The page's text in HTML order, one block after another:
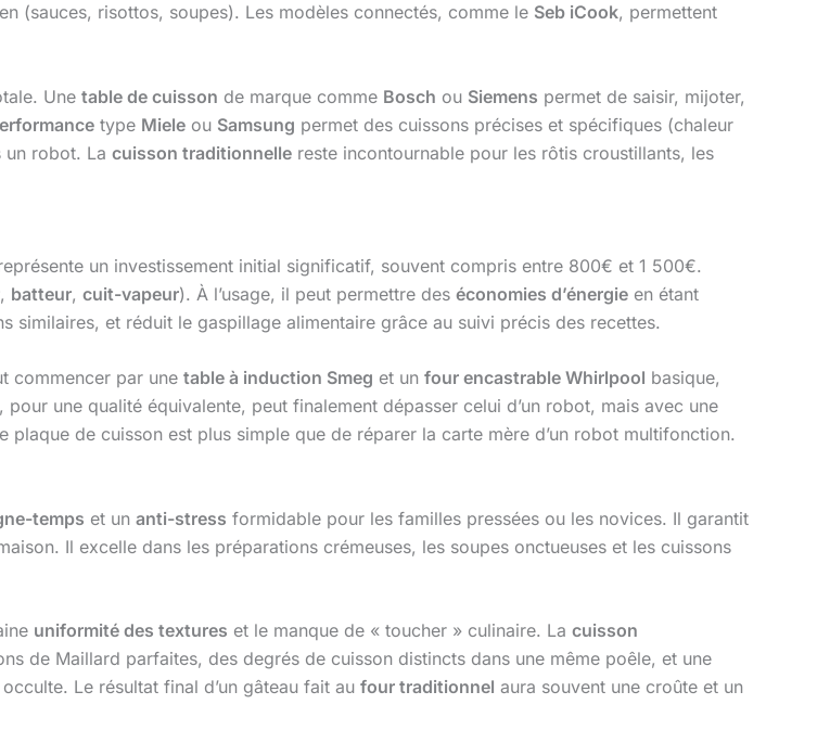
(sauces, risottos, soupes). Les modèles connectés, comme le Seb iCook, permettent
Une table de cuisson de marque comme Bosch ou Siemens permet de saisir, mijoter,
type Miele ou Samsung permet des cuissons précises et spécifiques (chaleur
un robot. La cuisson traditionnelle reste incontournable pour les rôtis croustillants, les
un investissement initial significatif, souvent compris entre 800€ et 1 500€.
, batteur, cuit-vapeur). À l’usage, il peut permettre des économies d’énergie en étant
similaires, et réduit le gaspillage alimentaire grâce au suivi précis des recettes.
commencer par une table à induction Smeg et un four encastrable Whirlpool basique,
une qualité équivalente, peut finalement dépasser celui d’un robot, mais avec une
plaque de cuisson est plus simple que de réparer la carte mère d’un robot multifonction.
temps et un anti-stress formidable pour les familles pressées ou les novices. Il garantit
Il excelle dans les préparations crémeuses, les soupes onctueuses et les cuissons
uniformité des textures et le manque de « toucher » culinaire. La cuisson
de Maillard parfaites, des degrés de cuisson distincts dans une même poêle, et une
Le résultat final d’un gâteau fait au four traditionnel aura souvent une croûte et un